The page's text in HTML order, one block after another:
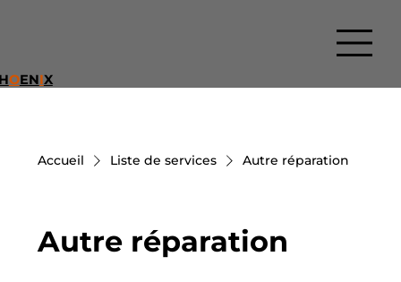
OENIX
Accueil Liste de services Autre réparation
Autre réparation